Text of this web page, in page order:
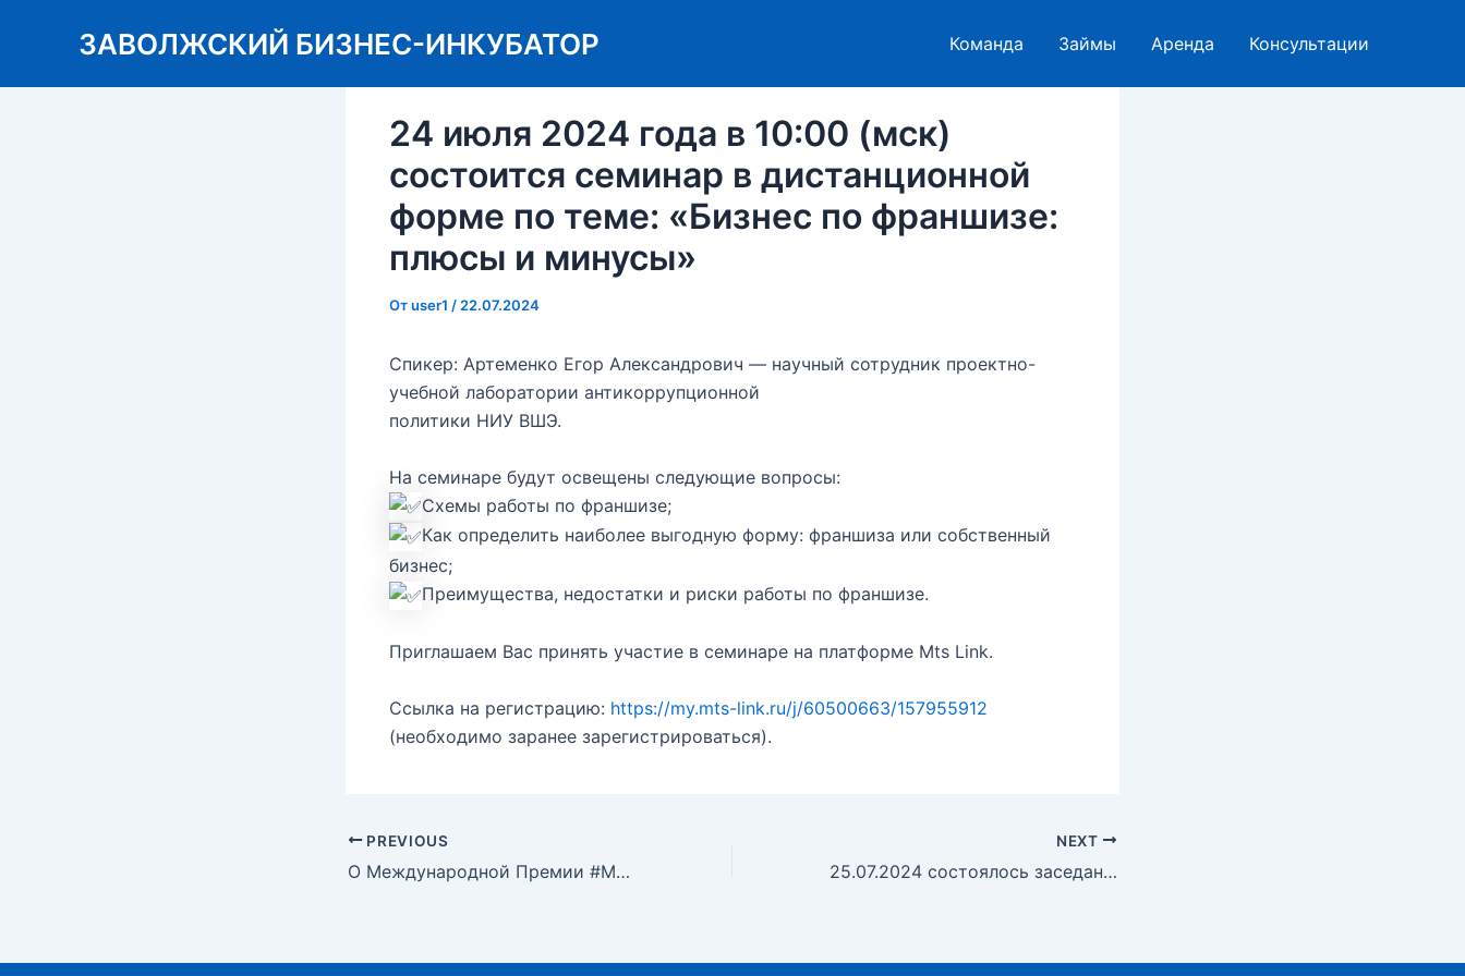
ЗАВОЛЖСКИЙ БИЗНЕС-ИНКУБАТОР Команда Займы Аренда Консультации
24 июля 2024 года в 10:00 (мск)
состоится семинар в дистанционной
форме по теме: «Бизнес по франшизе:
плюсы и минусы»
Отuser1 / 22.07.2024
Спикер: Артеменко Егор Александрович — научный сотрудник проектно-
учебной лаборатории антикоррупционной
политики НИУ ВШЭ.
На семинаре будут освещены следующие вопросы:
Схемы работы по франшизе;
Как определить наиболее выгодную форму: франшиза или собственный
бизнес;
Преимущества, недостатки и риски работы по франшизе.
Приглашаем Вас принять участие в семинаре на платформе Mts Link.
Ссылка на регистрацию: https://my.mts-link.ru/j/60500663/157955912
(необходимо заранее зарегистрироваться).
Post
navigation
PREVIOUS
О Международной Премии #МЫВМЕСТЕ
NEXT
25.07.2024 состоялось заседание Попечительского совета №8